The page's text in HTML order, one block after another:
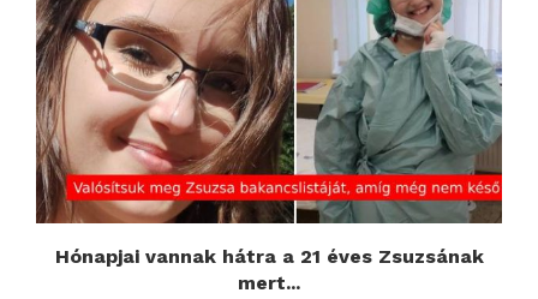
Hónapjai vannak hátra a 21 éves Zsuzsának
mert...